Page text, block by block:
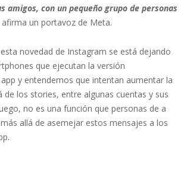
amigos, con un pequeño grupo de personas
afirma un portavoz de Meta.
novedad de Instagram se está dejando
que ejecutan la versión
app y entendemos que intentan aumentar la
de los stories, entre algunas cuentas y sus
no es una función que personas de a
allá de asemejar estos mensajes a los